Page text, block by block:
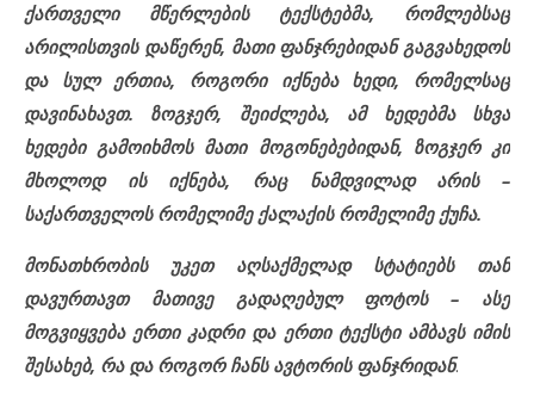
ქართველი მწერლების ტექსტებმა, რომლებსაც
არილისთვის დაწერენ, მათი ფანჯრებიდან გაგვახედოს
და სულ ერთია, როგორი იქნება ხედი, რომელსაც
დავინახავთ. ზოგჯერ, შეიძლება, ამ ხედებმა სხვა
ხედები გამოიხმოს მათი მოგონებებიდან, ზოგჯერ კი
მხოლოდ ის იქნება, რაც ნამდვილად არის –
საქართველოს რომელიმე ქალაქის რომელიმე ქუჩა.
მონათხრობის უკეთ აღსაქმელად სტატიებს თან
დავურთავთ მათივე გადაღებულ ფოტოს – ასე
მოგვიყვება ერთი კადრი და ერთი ტექსტი ამბავს იმის
შესახებ, რა და როგორ ჩანს ავტორის ფანჯრიდან.